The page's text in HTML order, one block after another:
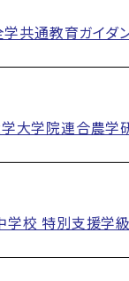
学共通教育ガイダ
大学院連合農学
校 特別支援学